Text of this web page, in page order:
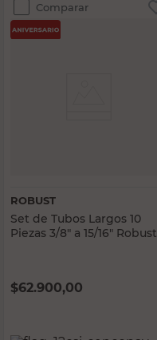
Comparar
ROBUST
Set de Tubos Largos 10
Piezas 3/8" a 15/16" Robust
$62.900,00